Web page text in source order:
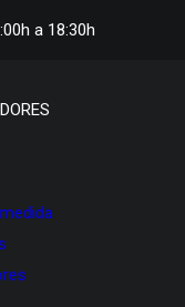
a 18:30h